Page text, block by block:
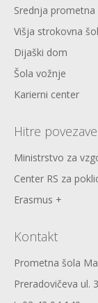
Srednja prometna
Višja strokovna
Dijaški dom
Šola vožnje
Karierni center
Hitre povezave
Ministrstvo za
Center RS za
Erasmus +
Kontakt
Prometna šola
Preradovičeva ul.